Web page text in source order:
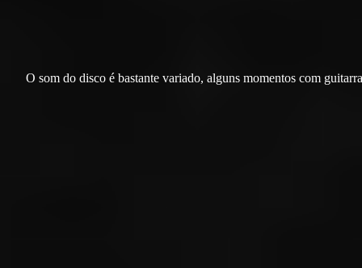
O som do disco é bastante variado, alguns momentos com guitarra